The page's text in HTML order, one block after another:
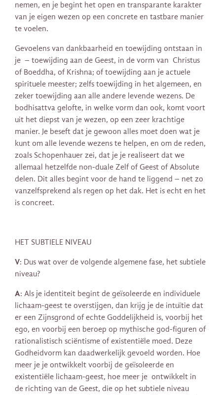
nemen, en je begint het open en transparante karakter
van je eigen wezen op een concrete en tastbare manier
te voelen.
Gevoelens van dankbaarheid en toewijding ontstaan ​​in
je – toewijding aan de Geest, in de vorm van Christus
of Boeddha, of Krishna; of toewijding aan je actuele
spirituele meester; zelfs toewijding in het algemeen, en
zeker toewijding aan alle andere levende wezens. De
bodhisattva gelofte, in welke vorm dan ook, komt voort
uit het diepst van je wezen, op een zeer krachtige
manier. Je beseft dat je gewoon alles moet doen wat je
kunt om alle levende wezens te helpen, en om de reden,
zoals Schopenhauer zei, dat je je realiseert dat we
allemaal hetzelfde non-duale Zelf of Geest of Absolute
delen. Dit alles begint voor de hand te liggend – net zo
vanzelfsprekend als regen op het dak. Het is echt en het
is concreet.
HET SUBTIELE NIVEAU
V: Dus wat over de volgende algemene fase, het subtiele
niveau?
A: Als je identiteit begint de geïsoleerde en individuele
lichaam-geest te overstijgen, dan krijg je de intuïtie dat
er een Zijnsgrond of echte Goddelijkheid is, voorbij het ​​
ego, en voorbij een beroep op mythische god-figuren of
rationalistisch sciëntisme of existentiële moed. Deze
Godheidvorm kan daadwerkelijk gevoeld worden. Hoe
meer je je ontwikkelt voorbij de geïsoleerde en
existentiële lichaam-geest, hoe meer je ontwikkelt in
de richting van de Geest, die op het subtiele niveau